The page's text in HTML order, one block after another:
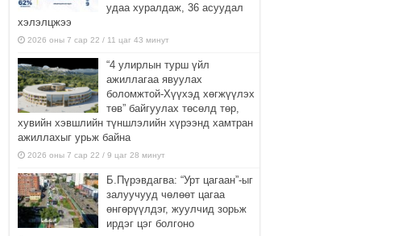
удаа хуралдаж, 36 асуудал
хэлэлцжээ
2026 оны 7 сар 22 / 11 цаг 43 минут
“4 улирлын турш үйл
ажиллагаа явуулах
боломжтой-Хүүхэд хөгжүүлэх
төв” байгуулах төсөлд төр,
хувийн хэвшлийн түншлэлийн хүрээнд хамтран
ажиллахыг урьж байна
2026 оны 7 сар 22 / 9 цаг 28 минут
Б.Пүрэвдагва: “Урт цагаан”-ыг
залуучууд чөлөөт цагаа
өнгөрүүлдэг, жуулчид зорьж
ирдэг цэг болгоно